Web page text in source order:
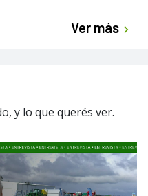
Ver más
y lo que querés ver.